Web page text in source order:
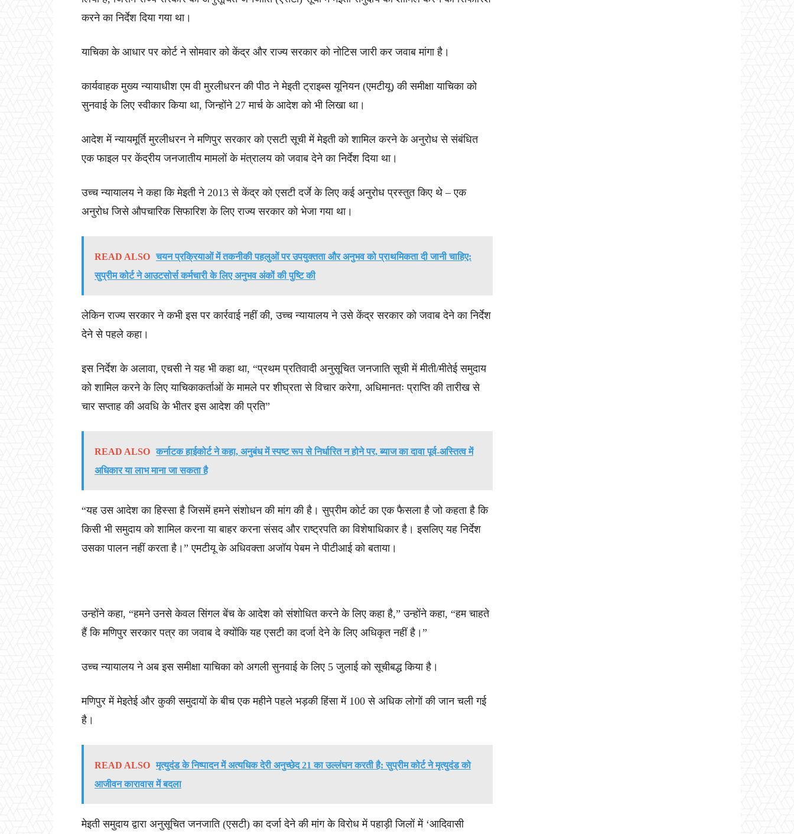
करने का निर्देश दिया गया था।
याचिका के आधार पर कोर्ट ने सोमवार को केंद्र और राज्य सरकार को नोटिस जारी कर जवाब मांगा है।
कार्यवाहक मुख्य न्यायाधीश एम वी मुरलीधरन की पीठ ने मेइती ट्राइब्स यूनियन (एमटीयू) की समीक्षा याचिका को
सुनवाई के लिए स्वीकार किया था, जिन्होंने 27 मार्च के आदेश को भी लिखा था।
आदेश में न्यायमूर्ति मुरलीधरन ने मणिपुर सरकार को एसटी सूची में मेइती को शामिल करने के अनुरोध से संबंधित
एक फाइल पर केंद्रीय जनजातीय मामलों के मंत्रालय को जवाब देने का निर्देश दिया था।
उच्च न्यायालय ने कहा कि मेइती ने 2013 से केंद्र को एसटी दर्जे के लिए कई अनुरोध प्रस्तुत किए थे – एक
अनुरोध जिसे औपचारिक सिफारिश के लिए राज्य सरकार को भेजा गया था।
READ ALSO चयन प्रक्रियाओं में तकनीकी पहलुओं पर उपयुक्तता और अनुभव को प्राथमिकता दी जानी चाहिए:
सुप्रीम कोर्ट ने आउटसोर्स कर्मचारी के लिए अनुभव अंकों की पुष्टि की
लेकिन राज्य सरकार ने कभी इस पर कार्रवाई नहीं की, उच्च न्यायालय ने उसे केंद्र सरकार को जवाब देने का निर्देश
देने से पहले कहा।
इस निर्देश के अलावा, एचसी ने यह भी कहा था, “प्रथम प्रतिवादी अनुसूचित जनजाति सूची में मीती/मीतेई समुदाय
को शामिल करने के लिए याचिकाकर्ताओं के मामले पर शीघ्रता से विचार करेगा, अधिमानतः प्राप्ति की तारीख से
चार सप्ताह की अवधि के भीतर इस आदेश की प्रति”
READ ALSO कर्नाटक हाईकोर्ट ने कहा, अनुबंध में स्पष्ट रूप से निर्धारित न होने पर, ब्याज का दावा पूर्व-अस्तित्व में
अधिकार या लाभ माना जा सकता है
“यह उस आदेश का हिस्सा है जिसमें हमने संशोधन की मांग की है। सुप्रीम कोर्ट का एक फैसला है जो कहता है कि
किसी भी समुदाय को शामिल करना या बाहर करना संसद और राष्ट्रपति का विशेषाधिकार है। इसलिए यह निर्देश
उसका पालन नहीं करता है।” एमटीयू के अधिवक्ता अजॉय पेबम ने पीटीआई को बताया।
उन्होंने कहा, “हमने उनसे केवल सिंगल बेंच के आदेश को संशोधित करने के लिए कहा है,” उन्होंने कहा, “हम चाहते
हैं कि मणिपुर सरकार पत्र का जवाब दे क्योंकि यह एसटी का दर्जा देने के लिए अधिकृत नहीं है।”
उच्च न्यायालय ने अब इस समीक्षा याचिका को अगली सुनवाई के लिए 5 जुलाई को सूचीबद्ध किया है।
मणिपुर में मेइतेई और कुकी समुदायों के बीच एक महीने पहले भड़की हिंसा में 100 से अधिक लोगों की जान चली गई
है।
READ ALSO मृत्युदंड के निष्पादन में अत्यधिक देरी अनुच्छेद 21 का उल्लंघन करती है: सुप्रीम कोर्ट ने मृत्युदंड को
आजीवन कारावास में बदला
मेइती समुदाय द्वारा अनुसूचित जनजाति (एसटी) का दर्जा देने की मांग के विरोध में पहाड़ी जिलों में ‘आदिवासी